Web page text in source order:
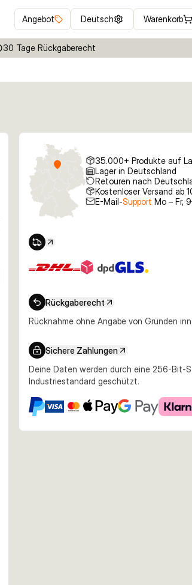
Angebot Deutsch Warenkorb
30 Tage Rückgaberecht
35.000+ Produkte auf
Lager in Deutschland
Retouren nach
Kostenloser Versand ab
E-Mail-Support Mo – Fr,
Rückgaberecht
Rücknahme ohne Angabe von Gründen
Sichere Zahlungen
Deine Daten werden durch eine 256-Bit-
Industriestandard geschützt.